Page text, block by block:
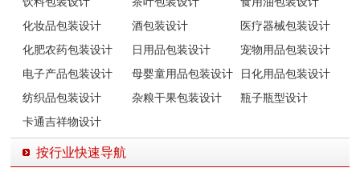
化妆品包装设计
酒包装设计
医疗器械包装设计
化肥农药包装设计
日用品包装设计
宠物用品包装设计
电子产品包装设计
母婴童用品包装设计
日化用品包装设计
纺织品包装设计
杂粮干果包装设计
瓶子瓶型设计
卡通吉祥物设计
按行业快速导航